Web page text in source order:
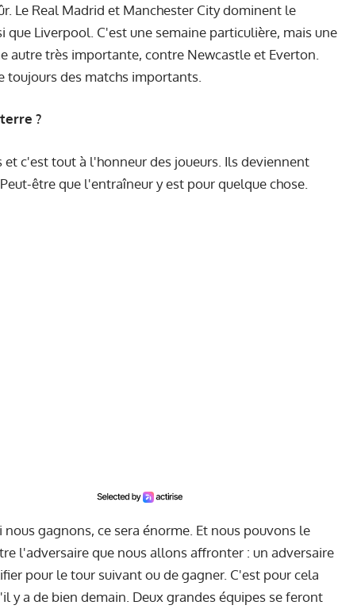
Le Real Madrid et Manchester City dominent le
Liverpool. C'est une semaine particulière, mais une
autre très importante, contre Newcastle et Everton.
toujours des matchs importants.
?
c'est tout à l'honneur des joueurs. Ils deviennent
être que l'entraîneur y est pour quelque chose.
gagnons, ce sera énorme. Et nous pouvons le
l'adversaire que nous allons affronter : un adversaire
pour le tour suivant ou de gagner. C'est pour cela
y a de bien demain. Deux grandes équipes se feront